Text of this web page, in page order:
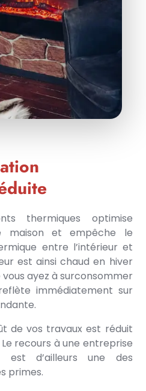
thermiques optimise
maison et empêche le
entre l’intérieur et
est ainsi chaud en hiver
ayez à surconsommer
immédiatement sur
de vos travaux est réduit
recours à une entreprise
est d’ailleurs une des
primes.